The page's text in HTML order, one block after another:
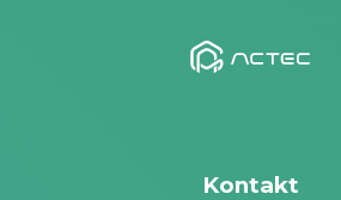
Kontakt